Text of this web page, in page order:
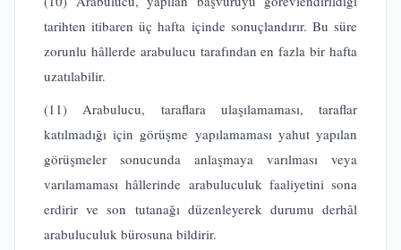
tarihten itibaren üç hafta içinde sonuçlandırır. Bu süre
zorunlu hâllerde arabulucu tarafından en fazla bir hafta
uzatılabilir.
(11) Arabulucu, taraflara ulaşılamaması, taraflar
katılmadığı için görüşme yapılamaması yahut yapılan
görüşmeler sonucunda anlaşmaya varılması veya
varılamaması hâllerinde arabuluculuk faaliyetini sona
erdirir ve son tutanağı düzenleyerek durumu derhâl
arabuluculuk bürosuna bildirir.